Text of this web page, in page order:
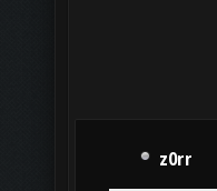
z0rr